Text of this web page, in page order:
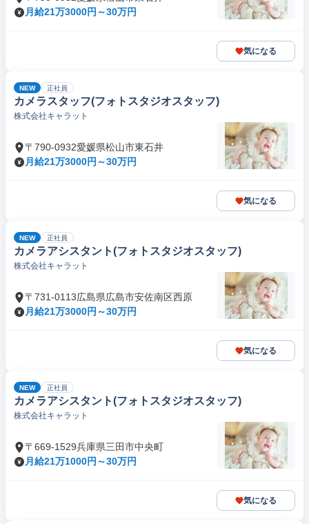
月給21万3000円～30万円
気になる
NEW 正社員
カメラスタッフ(フォトスタジオスタッフ)
株式会社キャラット
〒790-0932愛媛県松山市東石井
月給21万3000円～30万円
気になる
NEW 正社員
カメラアシスタント(フォトスタジオスタッフ)
株式会社キャラット
〒731-0113広島県広島市安佐南区西原
月給21万3000円～30万円
気になる
NEW 正社員
カメラアシスタント(フォトスタジオスタッフ)
株式会社キャラット
〒669-1529兵庫県三田市中央町
月給21万1000円～30万円
気になる